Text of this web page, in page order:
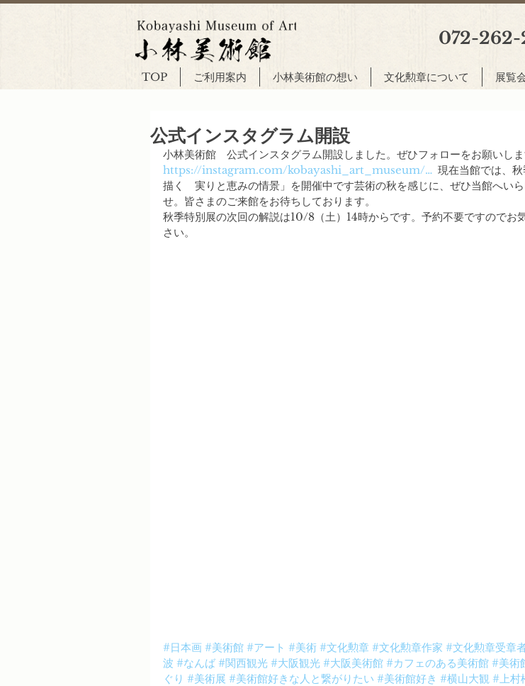
072-
TOP ご利用案内 小林美術館の想い 文化勲章について 展覧
公式インスタグラム開設
小林美術館　公式インスタグラム開設しました。ぜひフォローをお願いしま
https://instagram.com/kobayashi_art_museum/…
現在当館では、
描く　実りと恵みの情景」を開催中です芸術の秋を感じに、ぜひ当館へい
せ。皆さまのご来館をお待ちしております。
秋季特別展の次回の解説は10/8（土）14時からです。予約不要ですのでお
さい。
#日本画 #美術館 #アート #美術 #文化勲章 #文化勲章作家 #文化勲章受章
波 #なんば #関西観光 #大阪観光 #大阪美術館 #カフェのある美術館 #美術
ぐり #美術展 #美術館好きな人と繋がりたい #美術館好き #横山大観 #上村